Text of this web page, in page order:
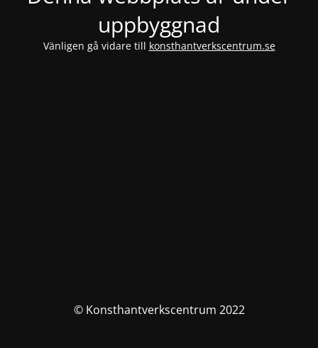
uppbyggnad
Vänligen gå vidare till konsthantverkscentrum.se
© Konsthantverkscentrum 2022